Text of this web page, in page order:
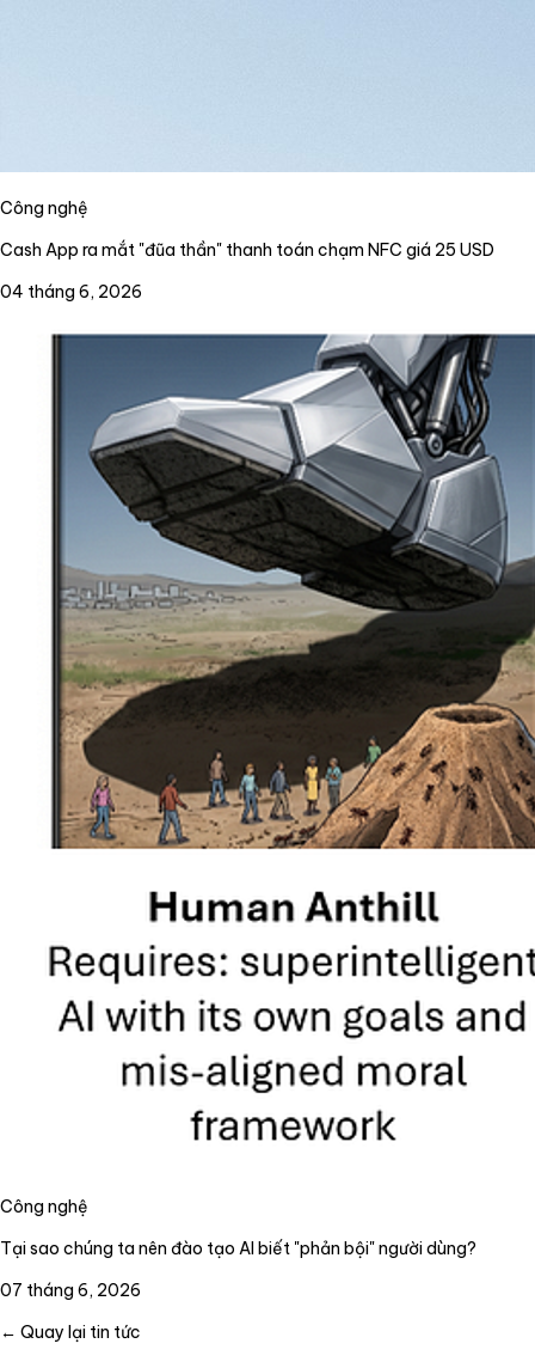
Công nghệ
Cash App ra mắt "đũa thần" thanh toán chạm NFC giá 25 USD
04 tháng 6, 2026
Công nghệ
Tại sao chúng ta nên đào tạo AI biết "phản bội" người dùng?
07 tháng 6, 2026
← Quay lại tin tức